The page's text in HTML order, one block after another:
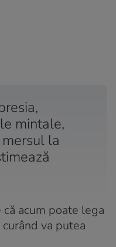
mintale,
la
acum poate lega
va putea